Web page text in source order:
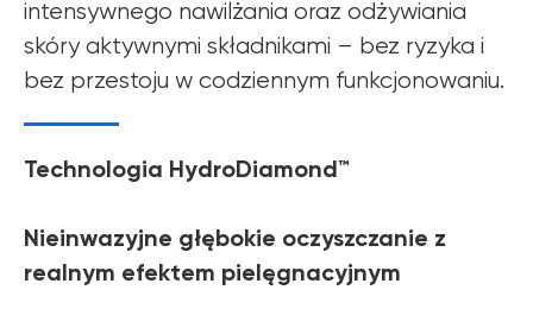
intensywnego nawilżania oraz odżywiania
skóry aktywnymi składnikami – bez ryzyka i
bez przestoju w codziennym funkcjonowaniu.
Technologia HydroDiamond™
Nieinwazyjne głębokie oczyszczanie z
realnym efektem pielęgnacyjnym